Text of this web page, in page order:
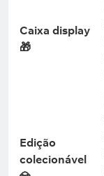
Caixa display
🎁
Edição
colecionável